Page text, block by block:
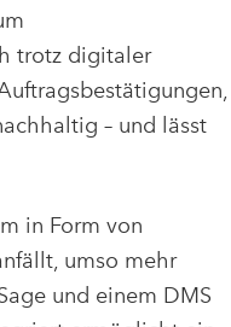
trotz digitaler
– und lässt
in Form von
umso mehr
und einem DMS